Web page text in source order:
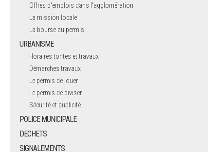
Offres d'emplois dans l'agglomération
La mission locale
La bourse au permis
URBANISME
Horaires tontes et travaux
Démarches travaux
Le permis de louer
Le permis de diviser
Sécurité et publicité
POLICE MUNICIPALE
DECHETS
SIGNALEMENTS